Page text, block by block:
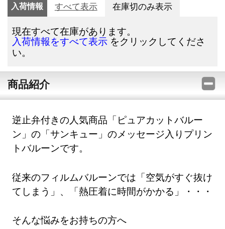
入荷情報 すべて表示 在庫切のみ表示
現在すべて在庫があります。
入荷情報をすべて表示 をクリックしてくださ
い。
商品紹介
逆止弁付きの人気商品「ピュアカットバルー
ン」の「サンキュー」のメッセージ入りプリン
トバルーンです。
従来のフィルムバルーンでは「空気がすぐ抜け
てしまう」、「熱圧着に時間がかかる」・・・
そんな悩みをお持ちの方へ